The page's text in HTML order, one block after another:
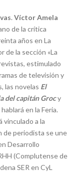
. Víctor Amela
de la crítica
años en La
de la sección «La
estimulado
de televisión y
las novelas El
del capitán Grocy
en la Feria.
vinculado a la
de periodista se une
Desarrollo
(Complutense de
SER en CyL